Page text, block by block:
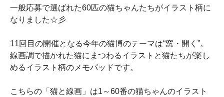
一般応募で選ばれた60匹の猫ちゃんたちがイラスト柄に
なりました☆彡
11回目の開催となる今年の猫博のテーマは“窓・開く”。
線画調で描かれた猫にまつわるイラストと猫たちが楽し
めるイラスト柄のメモパッドです。
こちらの「猫と線画」は1～60番の猫ちゃんのイラスト